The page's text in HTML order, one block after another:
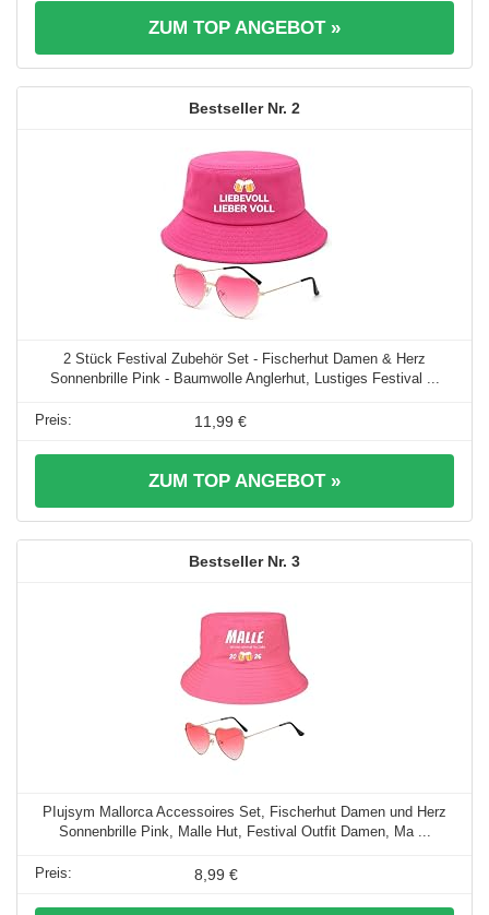
ZUM TOP ANGEBOT »
2
2 Stück Festival Zubehör Set - Fischerhut Damen & Herz
Sonnenbrille Pink - Baumwolle Anglerhut, Lustiges Festival ...
11,99 €
ZUM TOP ANGEBOT »
3
PIujsym Mallorca Accessoires Set, Fischerhut Damen und Herz
Sonnenbrille Pink, Malle Hut, Festival Outfit Damen, Ma ...
8,99 €